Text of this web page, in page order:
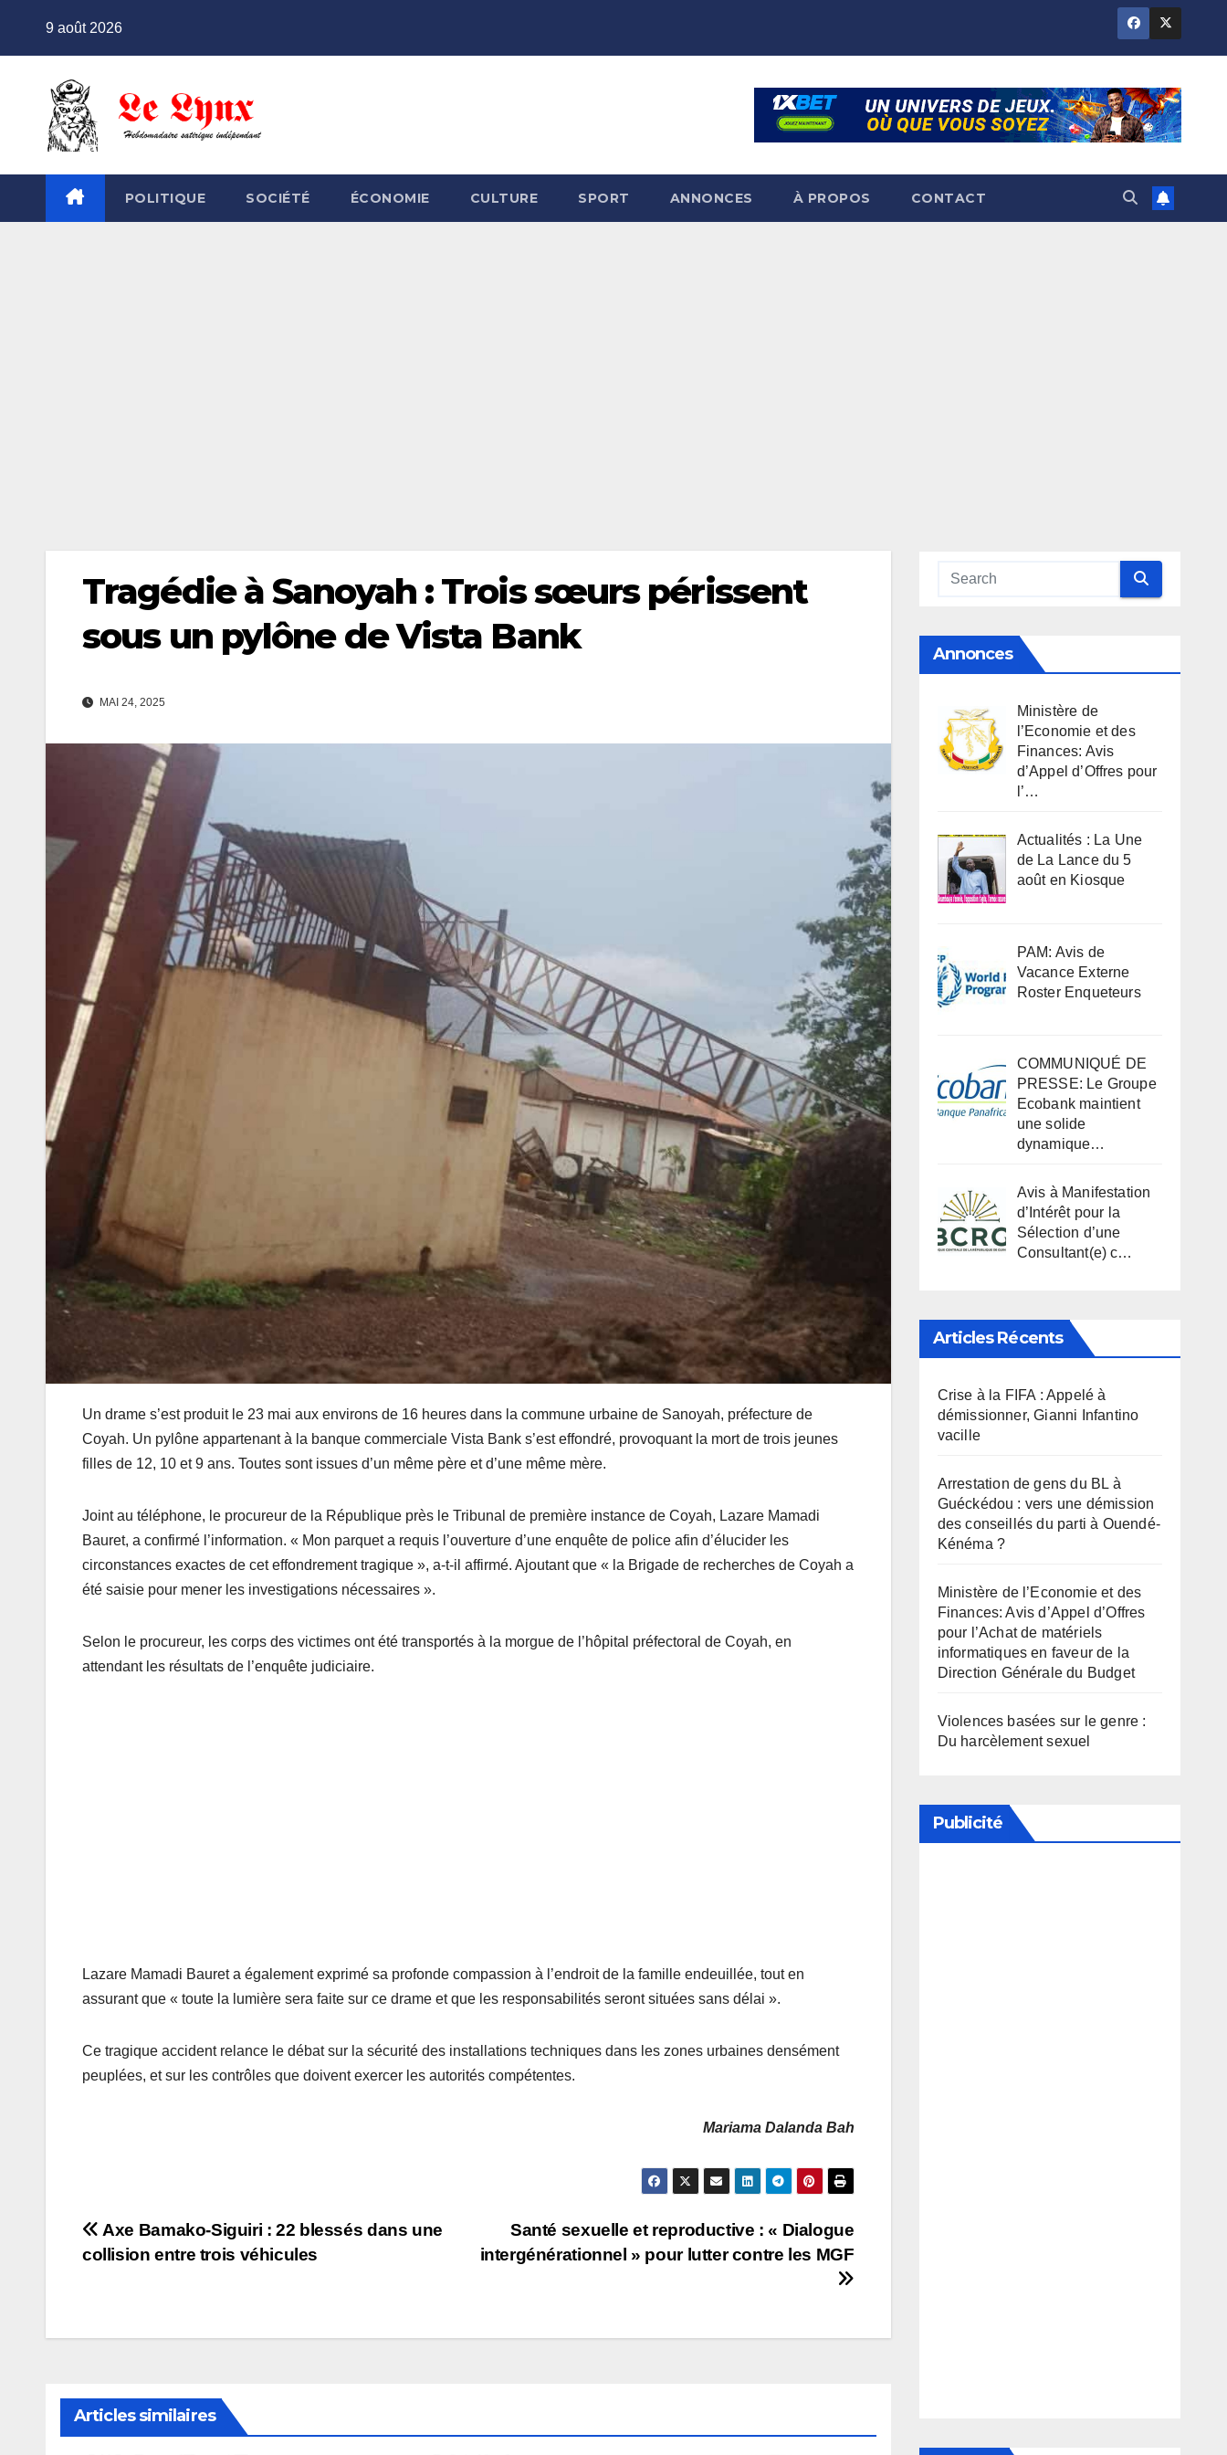
9 août 2026
POLITIQUE SOCIÉTÉ ÉCONOMIE CULTURE SPORT ANNONCES À PROPOS CONTACT
Tragédie à Sanoyah : Trois sœurs périssent
sous un pylône de Vista Bank
MAI 24, 2025
Un drame s’est produit le 23 mai aux environs de 16 heures dans la commune urbaine de Sanoyah, préfecture de
Coyah. Un pylône appartenant à la banque commerciale Vista Bank s’est effondré, provoquant la mort de trois jeunes
filles de 12, 10 et 9 ans. Toutes sont issues d’un même père et d’une même mère.
Joint au téléphone, le procureur de la République près le Tribunal de première instance de Coyah, Lazare Mamadi
Bauret, a confirmé l’information. « Mon parquet a requis l’ouverture d’une enquête de police afin d’élucider les
circonstances exactes de cet effondrement tragique », a-t-il affirmé. Ajoutant que « la Brigade de recherches de Coyah a
été saisie pour mener les investigations nécessaires ».
Selon le procureur, les corps des victimes ont été transportés à la morgue de l’hôpital préfectoral de Coyah, en
attendant les résultats de l’enquête judiciaire.
Lazare Mamadi Bauret a également exprimé sa profonde compassion à l’endroit de la famille endeuillée, tout en
assurant que « toute la lumière sera faite sur ce drame et que les responsabilités seront situées sans délai ».
Ce tragique accident relance le débat sur la sécurité des installations techniques dans les zones urbaines densément
peuplées, et sur les contrôles que doivent exercer les autorités compétentes.
Mariama Dalanda Bah
Navigation
Santé sexuelle et reproductive : « Dialogue
intergénérationnel » pour lutter contre les MGF
Axe Bamako-Siguiri : 22 blessés dans une
collision entre trois véhicules
Articles similaires
Annonces
Ministère de
l’Economie et des
Finances: Avis
d’Appel d’Offres pour
l’…
Actualités : La Une
de La Lance du 5
août en Kiosque
PAM: Avis de
Vacance Externe
Roster Enqueteurs
COMMUNIQUÉ DE
PRESSE: Le Groupe
Ecobank maintient
une solide
dynamique…
Avis à Manifestation
d’Intérêt pour la
Sélection d’une
Consultant(e) c…
Articles Récents
Crise à la FIFA : Appelé à
démissionner, Gianni Infantino
vacille
Arrestation de gens du BL à
Guéckédou : vers une démission
des conseillés du parti à Ouendé-
Kénéma ?
Ministère de l’Economie et des
Finances: Avis d’Appel d’Offres
pour l’Achat de matériels
informatiques en faveur de la
Direction Générale du Budget
Violences basées sur le genre :
Du harcèlement sexuel
Publicité